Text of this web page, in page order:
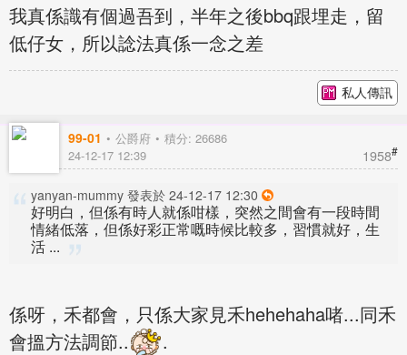
我真係識有個過吾到，半年之後bbq跟埋走，留
低仔女，所以諗法真係一念之差
私人傳訊
99-01 公爵府 積分: 26686
1958#
24-12-17 12:39
yanyan-mummy 發表於 24-12-17 12:30
好明白，但係有時人就係咁樣，突然之間會有一段時間
情緒低落，但係好彩正常嘅時候比較多，習慣就好，生
活 ...
係呀，禾都會，只係大家見禾hehehaha啫...同禾
會搵方法調節..
.